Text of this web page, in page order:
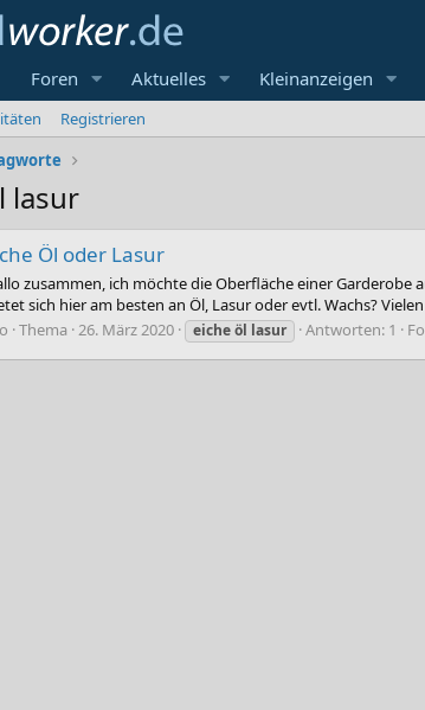
Foren Aktuelles Kleinanzeigen
Registrieren
lasur
Öl oder Lasur
zusammen, ich möchte die Oberfläche einer
sich hier am besten an Öl, Lasur oder evtl. Wachs?
Thema 26. März 2020 eicheöl lasur Antworten: 1